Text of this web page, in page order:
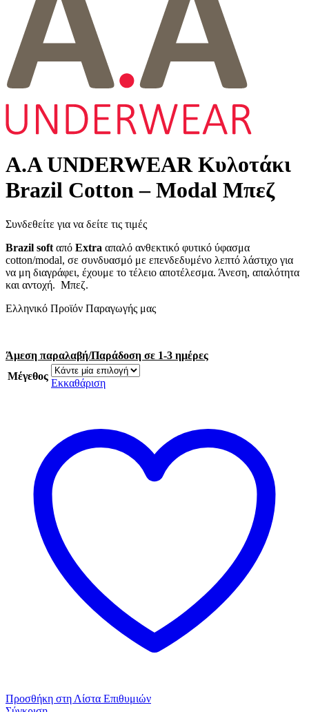
A.A UNDERWEAR Κυλοτάκι
Brazil Cotton – Modal Μπεζ
Συνδεθείτε για να δείτε τις τιμές
Brazil soft από Extra απαλό ανθεκτικό φυτικό ύφασμα
cotton/modal, σε συνδυασμό με επενδεδυμένο λεπτό λάστιχο για
να μη διαγράφει, έχουμε το τέλειο αποτέλεσμα. Άνεση, απαλότητα
και αντοχή. Μπεζ.
Ελληνικό Προϊόν Παραγωγής μας
Άμεση παραλαβή/Παράδοση σε 1-3 ημέρες
Μέγεθος
Εκκαθάριση
Προσθήκη στη Λίστα Επιθυμιών